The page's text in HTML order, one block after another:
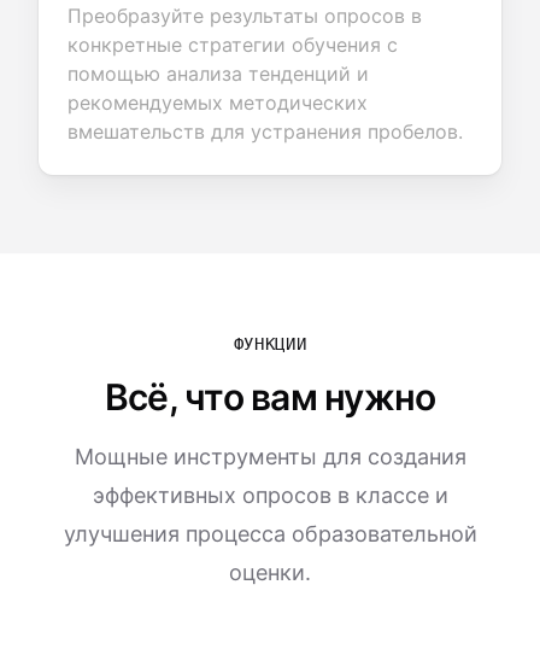
Преобразуйте результаты опросов в
конкретные стратегии обучения с
помощью анализа тенденций и
рекомендуемых методических
вмешательств для устранения пробелов.
ФУНКЦИИ
Всё, что вам нужно
Мощные инструменты для создания
эффективных опросов в классе и
улучшения процесса образовательной
оценки.